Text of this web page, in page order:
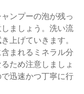
ンプーの泡が残っ
ましょう。洗い流
上げていきます。
まれるミネラル分
ため注意しましょ
迅速かつ丁寧に行